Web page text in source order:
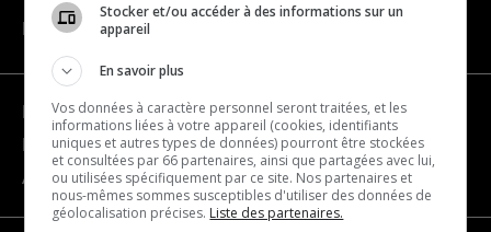
NAVIGATION
Devenir partenaire
Nous joindre
À propos
Stocker et/ou accéder à des informations sur un
appareil
En savoir plus
Vos données à caractère personnel seront traitées, et les
informations liées à votre appareil (cookies, identifiants
uniques et autres types de données) pourront être stockées
et consultées par 66 partenaires, ainsi que partagées avec lui,
ou utilisées spécifiquement par ce site. Nos partenaires et
nous-mêmes sommes susceptibles d'utiliser des données de
géolocalisation précises. Liste des partenaires.